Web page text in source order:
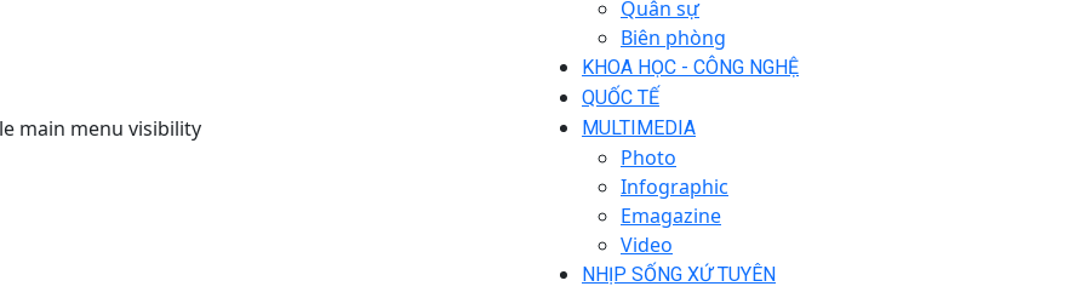
main menu visibility
Quân sự
Biên phòng
KHOA HỌC - CÔNG NGHỆ
QUỐC TẾ
MULTIMEDIA
Photo
Infographic
Emagazine
Video
NHỊP SỐNG XỨ TUYÊN